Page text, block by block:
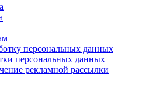
персональных данных
персональных данных
рекламной рассылки